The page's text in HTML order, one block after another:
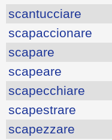
scantucciare
scapaccionare
scapare
scapeare
scapecchiare
scapestrare
scapezzare